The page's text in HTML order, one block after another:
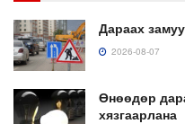
Дараах
2026-08-07
Өнөөдөр
хязгаарлана